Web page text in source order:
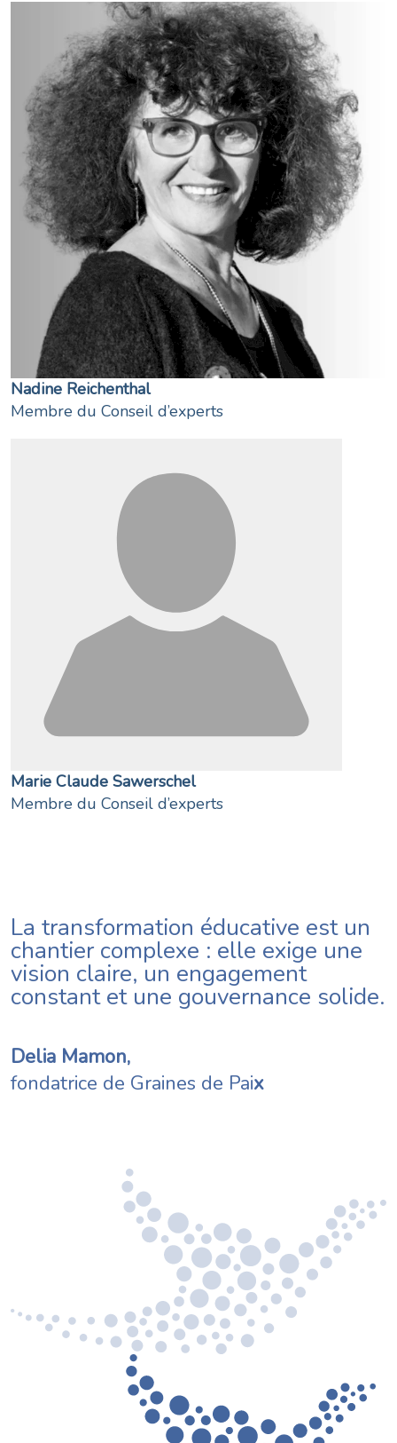
Nadine Reichenthal
Membre du Conseil d’experts
Marie Claude Sawerschel
Membre du Conseil d’experts
La transformation éducative est un
chantier complexe : elle exige une
vision claire, un engagement
constant et une gouvernance solide.
Delia Mamon,
fondatrice de Graines de Paix